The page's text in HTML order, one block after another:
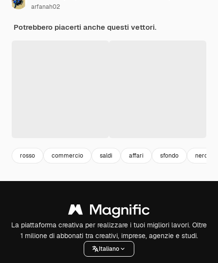
arfanah02
Potrebbero piacerti anche questi vettori.
rosso commercio saldi affari sfondo nero
La piattaforma creativa per realizzare i tuoi migliori lavori. Oltre
1 milione di abbonati tra creativi, imprese, agenzie e studi.
Italiano